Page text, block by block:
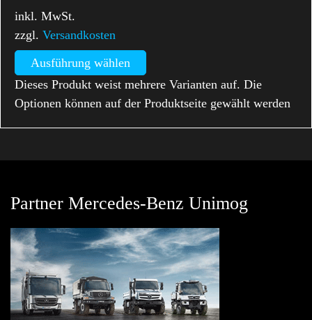
inkl. MwSt.
zzgl.Versandkosten
Ausführung wählen
Dieses Produkt weist mehrere Varianten auf. Die
Optionen können auf der Produktseite gewählt werden
Partner Mercedes-Benz Unimog